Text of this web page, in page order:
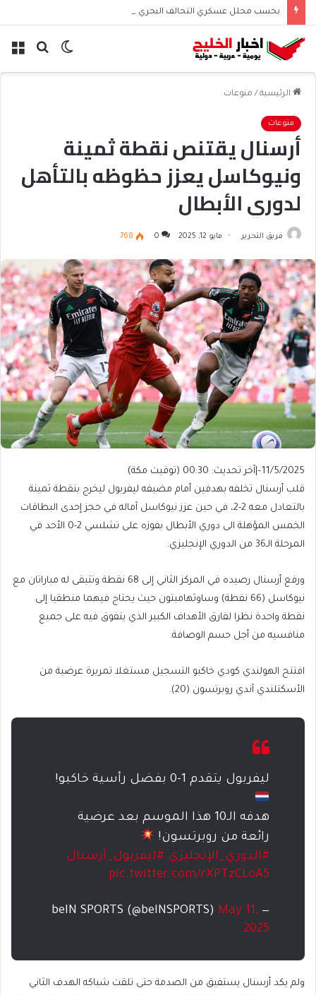
بحث الوضع
الرئيسية / منوعات
منوعات
أرسنال يقتنص نقطة ثمينة
ونيوكاسل يعزز حظوظه بالتأهل
لدوري الأبطال
فريق التحرير مايو 12, 2025 0
768
11/5/2025
– آخر تحديث: 00:30 (توقيت مكة)
قلب أرسنال تخلفه بهدفين أمام مضيفه ليفربول ليخرج بنقطة ثمينة
بالتعادل معه 2-2، في حين عزز نيوكاسل آماله في حجز إحدى البطاقات
الخمس المؤهلة الى دوري الأبطال بفوزه على تشلسي 2-0 الأحد في
المرحلة الـ36 من الدوري الإنجليزي.
ورفع أرسنال رصيده في المركز الثاني إلى 68 نقطة وتتبقى له مباراتان مع
نيوكاسل (66 نقطة) وساوثهامبتون حيث يحتاج فيهما منطقيا إلى
نقطة واحدة نظرا لفارق الأهداف الكبير الذي يتفوق فيه على جميع
منافسيه من أجل حسم الوصافة.
افتتح الهولندي كودي خاكبو التسجيل مستغلا تمريرة عرضية من
الأسكتلندي آندي روبرتسون (20).
ليفربول يتقدم 1-0 بفضل رأسية خاكبو!
هدفه الـ10 هذا الموسم بعد عرضية
رائعة من روبرتسون!
#الدوري_الإنجليزي #ليفربول_آرسنال
pic.twitter.com/rXPTzCLoA5
— beIN SPORTS (@beINSPORTS)
May 11,
2025
ولم يكد أرسنال يستفيق من الصدمة حتى تلقت شباكه الهدف الثاني